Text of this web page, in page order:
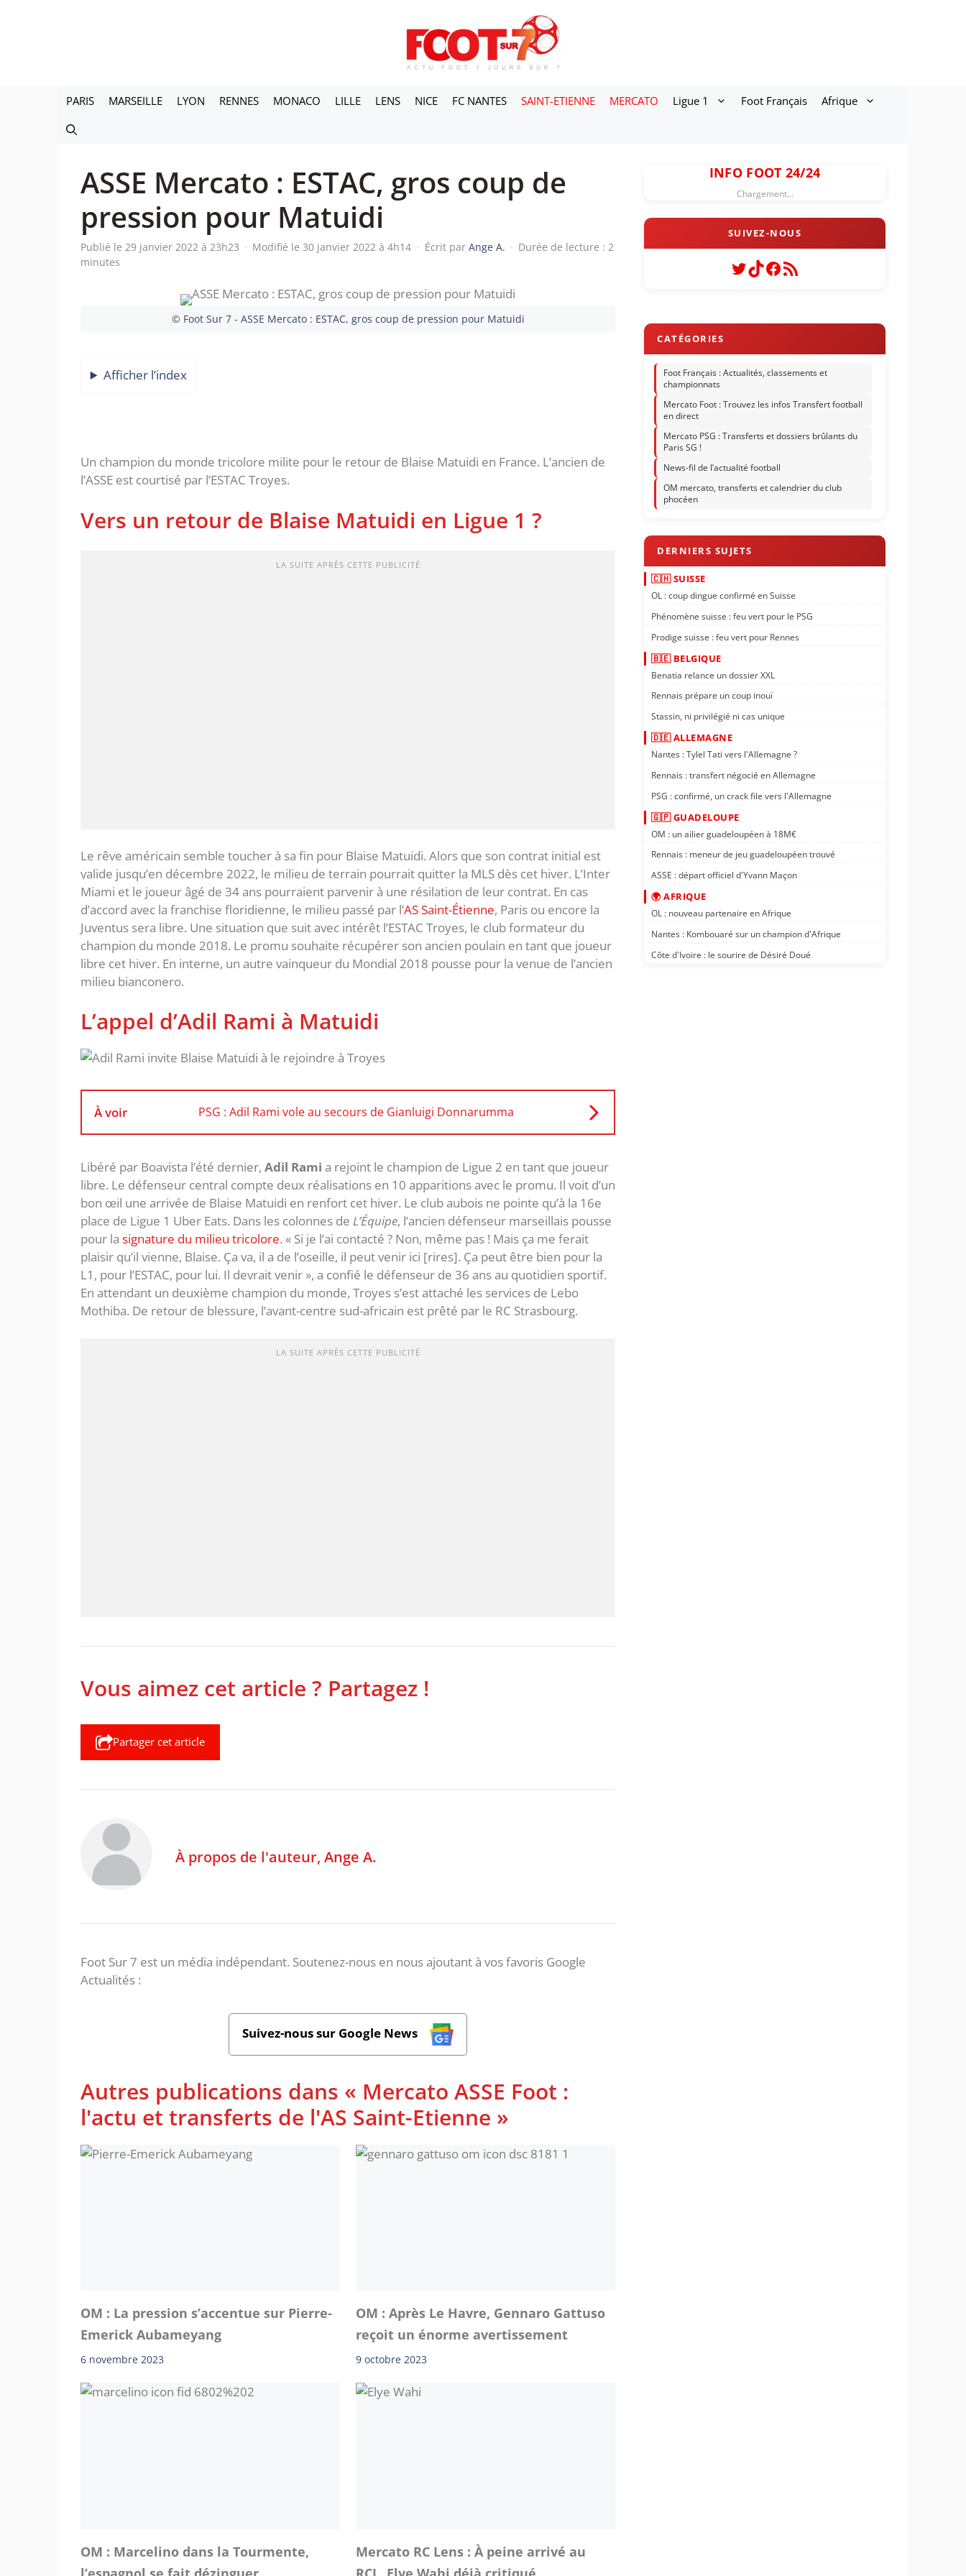
PARIS MARSEILLE LYON RENNES MONACO LILLE LENS NICE FC NANTES SAINT-ETIENNE MERCATO Ligue 1 Foot Français Afrique
ASSE Mercato : ESTAC, gros coup de
pression pour Matuidi
Publié le 29 janvier 2022 à 23h23 · Modifié le 30 janvier 2022 à 4h14 · Écrit par Ange A. · Durée de lecture : 2
minutes
© Foot Sur 7 - ASSE Mercato : ESTAC, gros coup de pression pour Matuidi
Afficher l’index
Un champion du monde tricolore milite pour le retour de Blaise Matuidi en France. L’ancien de
l’ASSE est courtisé par l’ESTAC Troyes.
Vers un retour de Blaise Matuidi en Ligue 1 ?
LA SUITE APRÈS CETTE PUBLICITÉ
Le rêve américain semble toucher à sa fin pour Blaise Matuidi. Alors que son contrat initial est
valide jusqu’en décembre 2022, le milieu de terrain pourrait quitter la MLS dès cet hiver. L’Inter
Miami et le joueur âgé de 34 ans pourraient parvenir à une résilation de leur contrat. En cas
d’accord avec la franchise floridienne, le milieu passé par l’AS Saint-Étienne, Paris ou encore la
Juventus sera libre. Une situation que suit avec intérêt l’ESTAC Troyes, le club formateur du
champion du monde 2018. Le promu souhaite récupérer son ancien poulain en tant que joueur
libre cet hiver. En interne, un autre vainqueur du Mondial 2018 pousse pour la venue de l’ancien
milieu bianconero.
L’appel d’Adil Rami à Matuidi
À voir PSG : Adil Rami vole au secours de Gianluigi Donnarumma
Libéré par Boavista l’été dernier, Adil Rami a rejoint le champion de Ligue 2 en tant que joueur
libre. Le défenseur central compte deux réalisations en 10 apparitions avec le promu. Il voit d’un
bon œil une arrivée de Blaise Matuidi en renfort cet hiver. Le club aubois ne pointe qu’à la 16e
place de Ligue 1 Uber Eats. Dans les colonnes de L’Équipe, l’ancien défenseur marseillais pousse
pour la signature du milieu tricolore. « Si je l’ai contacté ? Non, même pas ! Mais ça me ferait
plaisir qu’il vienne, Blaise. Ça va, il a de l’oseille, il peut venir ici [rires]. Ça peut être bien pour la
L1, pour l’ESTAC, pour lui. Il devrait venir », a confié le défenseur de 36 ans au quotidien sportif.
En attendant un deuxième champion du monde, Troyes s’est attaché les services de Lebo
Mothiba. De retour de blessure, l’avant-centre sud-africain est prêté par le RC Strasbourg.
LA SUITE APRÈS CETTE PUBLICITÉ
Vous aimez cet article ? Partagez !
Partager cet article
À propos de l'auteur, Ange A.
Foot Sur 7 est un média indépendant. Soutenez-nous en nous ajoutant à vos favoris Google
Actualités :
Suivez-nous sur Google News
Autres publications dans « Mercato ASSE Foot :
l'actu et transferts de l'AS Saint-Etienne »
OM : La pression s’accentue sur Pierre-
Emerick Aubameyang
6 novembre 2023
OM : Après Le Havre, Gennaro Gattuso
reçoit un énorme avertissement
9 octobre 2023
OM : Marcelino dans la Tourmente,
Mercato RC Lens : À peine arrivé au
INFO FOOT 24/24
Chargement...
Twitter
TikTok
Facebook
Flux RSS
Foot Français : Actualités, classements et
championnats
Mercato Foot : Trouvez les infos Transfert football
en direct
Mercato PSG : Transferts et dossiers brûlants du
Paris SG !
News-fil de l’actualité football
OM mercato, transferts et calendrier du club
phocéen
🇨🇭 SUISSE
OL : coup dingue confirmé en Suisse
Phénomène suisse : feu vert pour le PSG
Prodige suisse : feu vert pour Rennes
🇧🇪 BELGIQUE
Benatia relance un dossier XXL
Rennais prépare un coup inouï
Stassin, ni privilégié ni cas unique
🇩🇪 ALLEMAGNE
Nantes : Tylel Tati vers l'Allemagne ?
Rennais : transfert négocié en Allemagne
PSG : confirmé, un crack file vers l'Allemagne
🇬🇵 GUADELOUPE
OM : un ailier guadeloupéen à 18M€
Rennais : meneur de jeu guadeloupéen trouvé
ASSE : départ officiel d'Yvann Maçon
🌍 AFRIQUE
OL : nouveau partenaire en Afrique
Nantes : Kombouaré sur un champion d'Afrique
Côte d'Ivoire : le sourire de Désiré Doué